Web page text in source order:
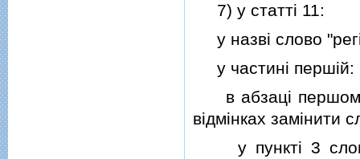
7) у статтi 11:
у назвi слово
у частинi першiй:
в абзацi першому,
вiдмiнках замiнити
у пунктi 3 слова